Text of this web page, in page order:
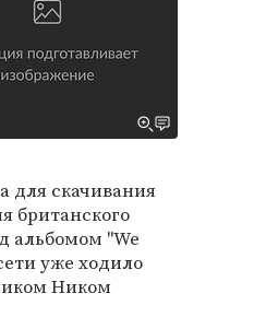
для скачивания
британского
альбомом "We
уже ходило
Ником